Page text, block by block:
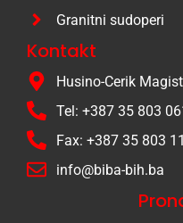
Granitni sudoperi
Kontakt
Husino-Cerik
Tel: +387 35 803
Fax: +387 35 803
info@biba-bih.ba